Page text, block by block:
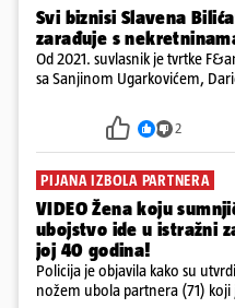
Svi biznisi Slavena
zarađuje s
Od 2021. suvlasnik je tvrtke
sa Sanjinom Ugarkovićem,
poslovanje nekretninama, a od
2
PIJANA IZBOLA PARTNERA
VIDEO Žena koju
ubojstvo ide u istražni
joj 40 godina!
Policija je objavila kako su
nožem ubola partnera (71) koji